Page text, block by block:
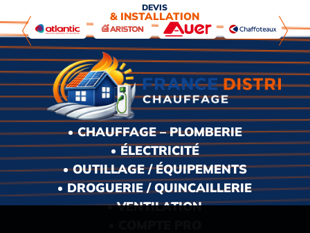
DEVIS
& INSTALLATION
CHAUFFAGE – PLOMBERIE
ÉLECTRICITÉ
OUTILLAGE / ÉQUIPEMENTS
DROGUERIE / QUINCAILLERIE
VENTILATION